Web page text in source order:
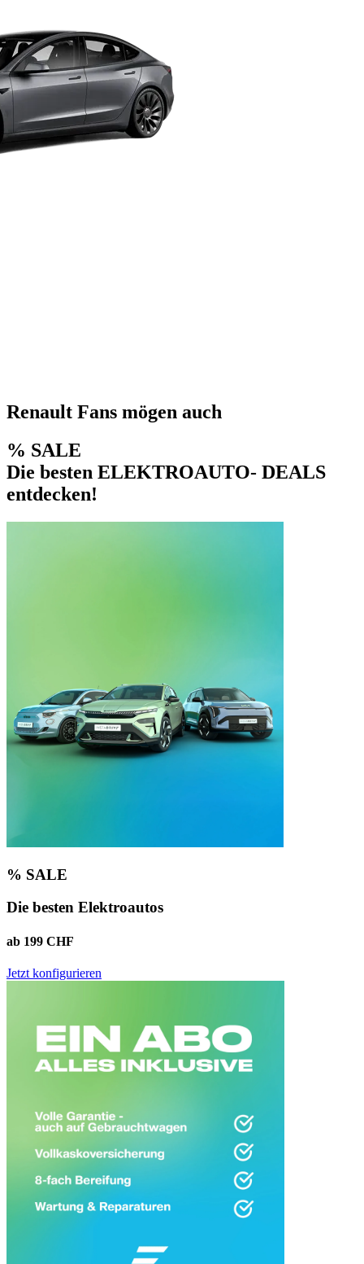
Renault Fans mögen auch
% SALE
Die besten ELEKTROAUTO- DEALS
entdecken!
% SALE
Die besten Elektroautos
ab 199 CHF
Jetzt konfigurieren